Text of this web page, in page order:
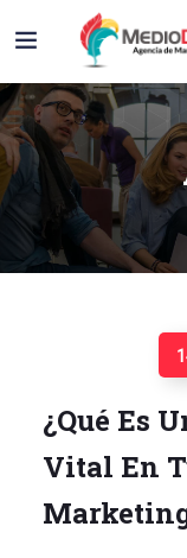
¿Qué Es
Vital En